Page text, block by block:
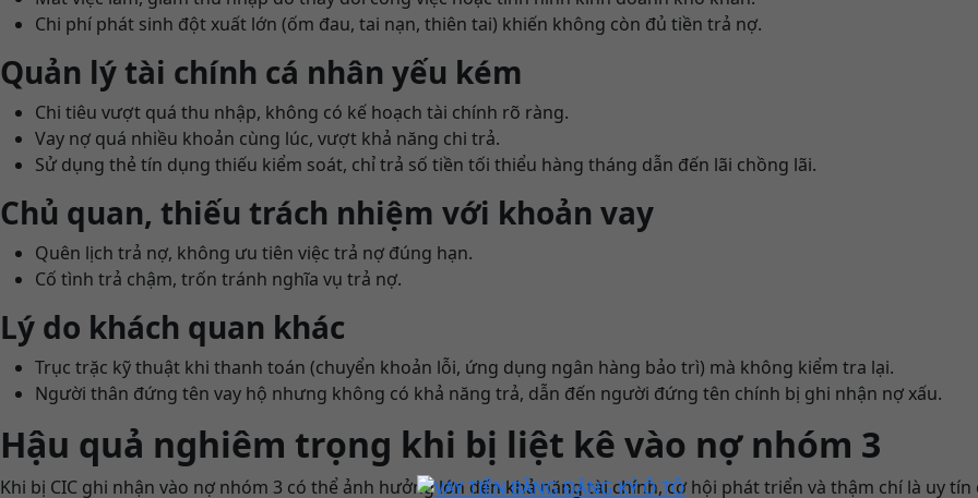
Chi phí phát sinh đột xuất lớn (ốm đau, tai nạn, thiên tai) khiến không còn đủ tiền trả nợ.
Quản lý tài chính cá nhân yếu kém
Chi tiêu vượt quá thu nhập, không có kế hoạch tài chính rõ ràng.
Vay nợ quá nhiều khoản cùng lúc, vượt khả năng chi trả.
Sử dụng thẻ tín dụng thiếu kiểm soát, chỉ trả số tiền tối thiểu hàng tháng dẫn đến lãi chồng lãi.
Chủ quan, thiếu trách nhiệm với khoản vay
Quên lịch trả nợ, không ưu tiên việc trả nợ đúng hạn.
Cố tình trả chậm, trốn tránh nghĩa vụ trả nợ.
Lý do khách quan khác
Trục trặc kỹ thuật khi thanh toán (chuyển khoản lỗi, ứng dụng ngân hàng bảo trì) mà không kiểm tra lại.
Người thân đứng tên vay hộ nhưng không có khả năng trả, dẫn đến người đứng tên chính bị ghi nhận nợ xấu.
Hậu quả nghiêm trọng khi bị liệt kê vào nợ nhóm 3
Khi bị CIC ghi nhận vào nợ nhóm 3 có thể ảnh hưởng lớn đến khả năng tài chính, cơ hội phát triển và thậm chí là uy tín